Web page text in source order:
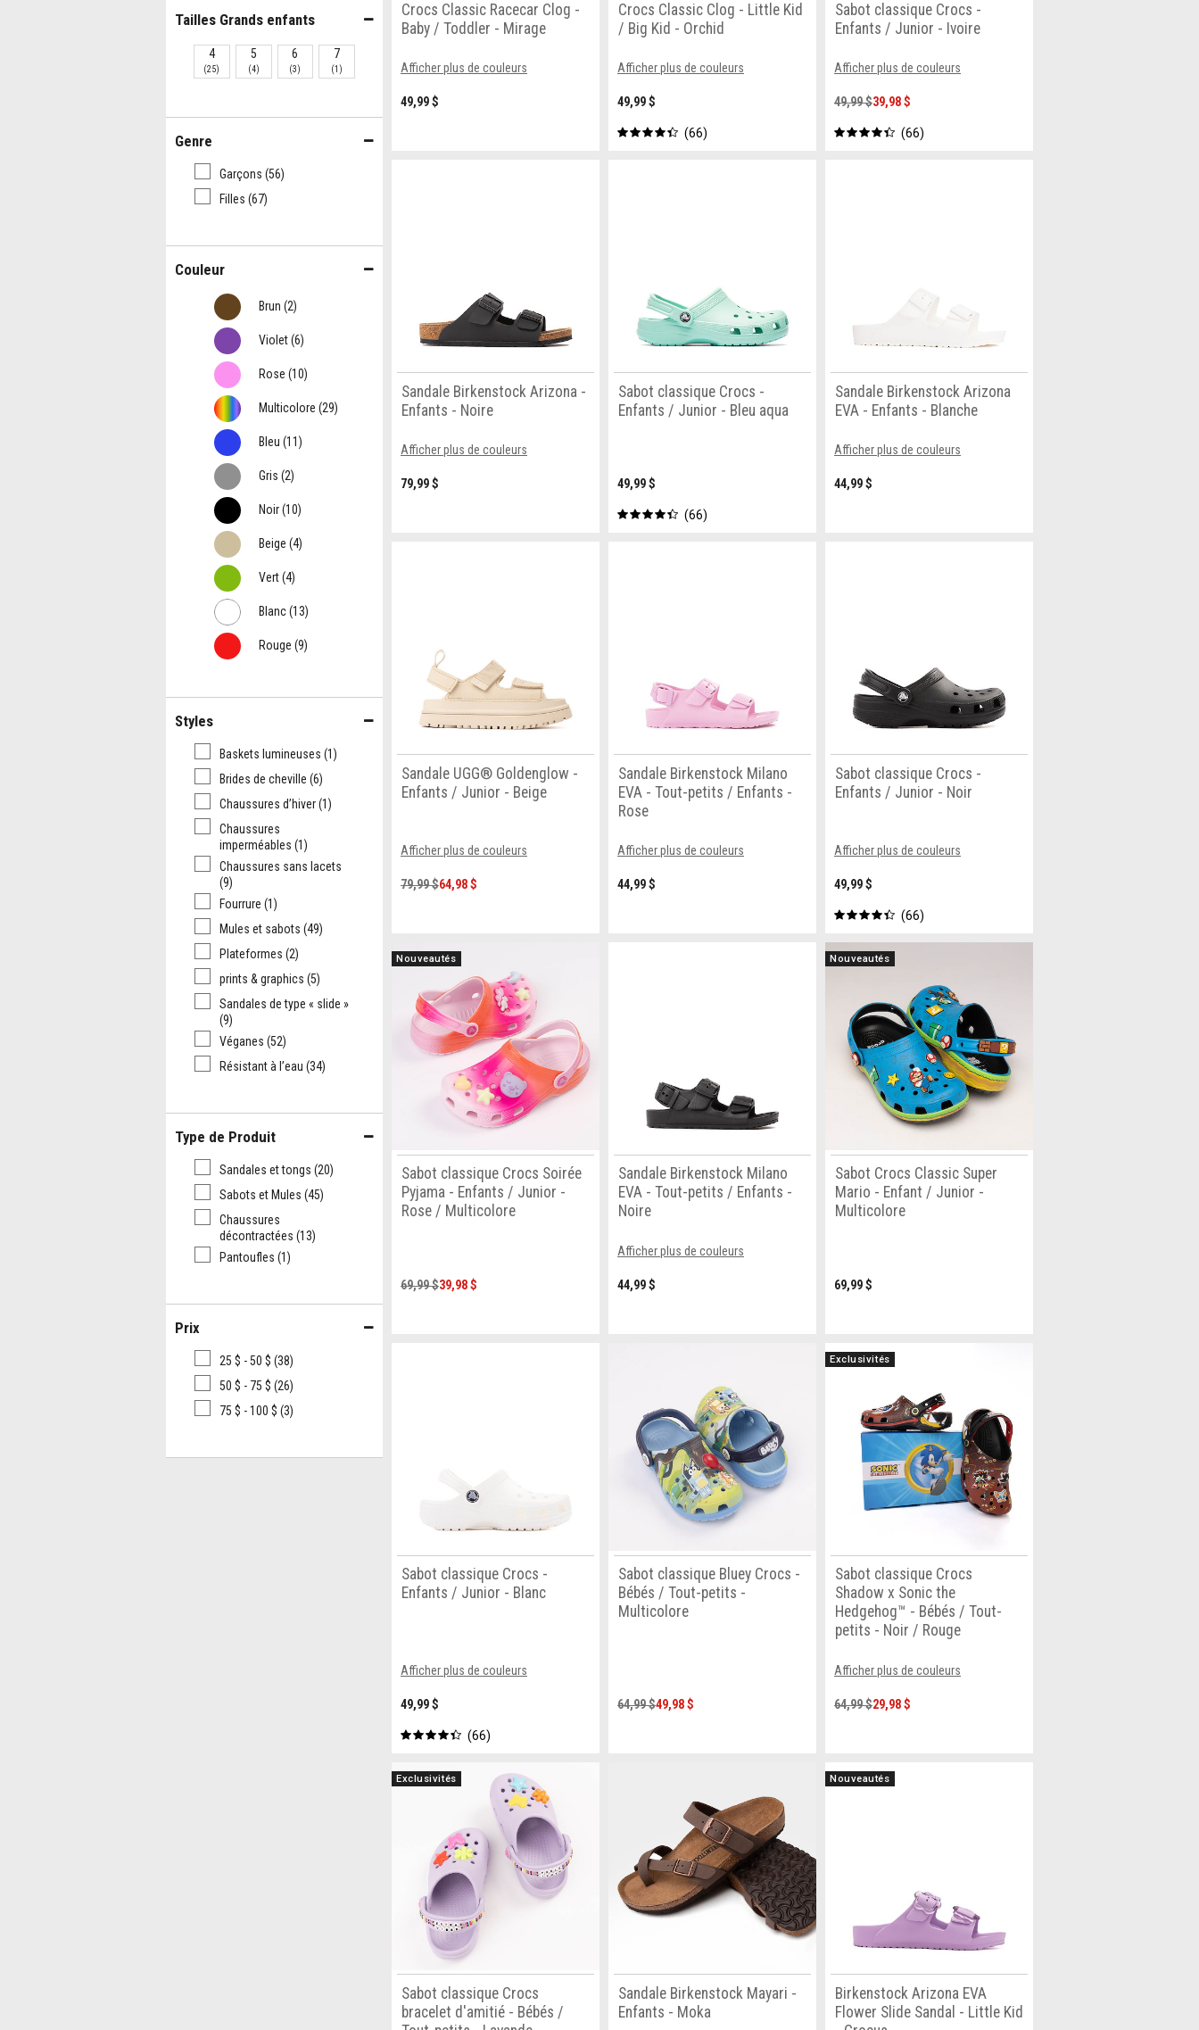
Tailles Grands enfants
4
(25)
5
(4)
6
(3)
7
(1)
Genre
Garçons (56)
Filles (67)
Couleur
Brun(2)
Violet(6)
Rose(10)
Multicolore(29)
Bleu(11)
Gris(2)
Noir(10)
Beige(4)
Vert(4)
Blanc(13)
Rouge(9)
Styles
Baskets lumineuses (1)
Brides de cheville (6)
Chaussures d’hiver(1)
Chaussures
imperméables (1)
Chaussures sans lacets
(9)
Fourrure (1)
Mules et sabots (49)
Plateformes (2)
prints & graphics (5)
Sandales de type « slide »
(9)
Véganes (52)
Résistant à l’eau (34)
Type de Produit
Sandales et tongs (20)
Sabots et Mules (45)
Chaussures
décontractées (13)
Pantoufles (1)
Prix
25 $ - 50 $ (38)
50 $ - 75 $ (26)
75 $ - 100 $ (3)
Crocs Classic Racecar Clog -
Baby / Toddler - Mirage
Afficher plus de couleurs
49,99 $
Crocs Classic Clog - Little Kid
/ Big Kid - Orchid
Afficher plus de couleurs
49,99 $
66
Sabot classique Crocs -
Enfants / Junior - Ivoire
Afficher plus de couleurs
49,99 $39,98 $
66
Sandale Birkenstock Arizona -
Enfants - Noire
Afficher plus de couleurs
79,99 $
Sabot classique Crocs -
Enfants / Junior - Bleu aqua
49,99 $
66
Sandale Birkenstock Arizona
EVA - Enfants - Blanche
Afficher plus de couleurs
44,99 $
Sandale UGG® Goldenglow -
Enfants / Junior - Beige
Afficher plus de couleurs
79,99 $64,98 $
Sandale Birkenstock Milano
EVA - Tout-petits / Enfants -
Rose
Afficher plus de couleurs
44,99 $
Sabot classique Crocs -
Enfants / Junior - Noir
Afficher plus de couleurs
49,99 $
66
Nouveautés
Sabot classique Crocs Soirée
Pyjama - Enfants / Junior -
Rose / Multicolore
69,99 $39,98 $
Sandale Birkenstock Milano
EVA - Tout-petits / Enfants -
Noire
Afficher plus de couleurs
44,99 $
Nouveautés
Sabot Crocs Classic Super
Mario - Enfant / Junior -
Multicolore
69,99 $
Sabot classique Crocs -
Enfants / Junior - Blanc
Afficher plus de couleurs
49,99 $
66
Sabot classique Bluey Crocs -
Bébés / Tout-petits -
Multicolore
64,99 $49,98 $
Exclusivités
Sabot classique Crocs
Shadow x Sonic the
Hedgehog™ - Bébés / Tout-
petits - Noir / Rouge
Afficher plus de couleurs
64,99 $29,98 $
Exclusivités
Sabot classique Crocs
bracelet d'amitié - Bébés /
Sandale Birkenstock Mayari -
Enfants - Moka
Nouveautés
Birkenstock Arizona EVA
Flower Slide Sandal - Little Kid